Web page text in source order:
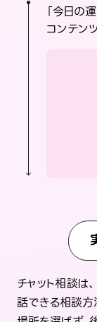
「今日の
コンテン
チャット相談は
話できる相談方